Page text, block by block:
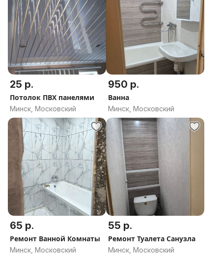
25 р.
Потолок ПВХ панелями
Минск, Московский
950 р.
Ванна
Минск, Московский
65 р.
Ремонт Ванной Комнаты
Минск, Московский
55 р.
Ремонт Туалета Санузла
Минск, Московский